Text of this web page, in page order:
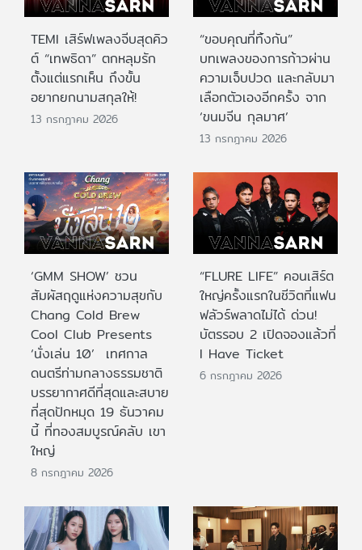
TEMI เสิร์ฟเพลงจีบสุดคิว
ต์ “เทพธิดา” ตกหลุมรัก
ตั้งแต่แรกเห็น ถึงขั้น
อยากยกนามสกุลให้!
13 กรกฎาคม 2026
“ขอบคุณที่ทิ้งกัน”
บทเพลงของการก้าวผ่าน
ความเจ็บปวด และกลับมา
เลือกตัวเองอีกครั้ง จาก
‘ขนมจีน กุลมาศ’
13 กรกฎาคม 2026
‘GMM SHOW’ ชวน
สัมผัสฤดูแห่งความสุขกับ
Chang Cold Brew
Cool Club Presents
‘นั่งเล่น 10’ เทศกาล
ดนตรีท่ามกลางธรรมชาติ
บรรยากาศดีที่สุดและสบาย
ที่สุดปักหมุด 19 ธันวาคม
นี้ ที่ทองสมบูรณ์คลับ เขา
ใหญ่
8 กรกฎาคม 2026
“FLURE LIFE” คอนเสิร์ต
ใหญ่ครั้งแรกในชีวิตที่แฟน
ฟลัวร์พลาดไม่ได้ ด่วน!
บัตรรอบ 2 เปิดจองแล้วที่
I Have Ticket
6 กรกฎาคม 2026